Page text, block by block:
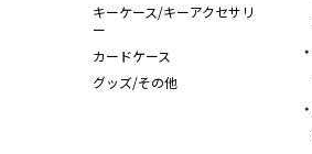
キーケース/キーアクセサリ
ー
カードケース
グッズ/その他